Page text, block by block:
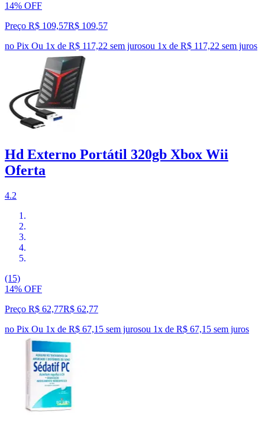
14% OFF
Preço R$ 109,57R$ 109,57
no Pix Ou 1x de R$ 117,22 sem jurosou 1x de R$ 117,22 sem juros
Hd Externo Portátil 320gb Xbox Wii
Oferta
4.2
(15)
14% OFF
Preço R$ 62,77R$ 62,77
no Pix Ou 1x de R$ 67,15 sem jurosou 1x de R$ 67,15 sem juros